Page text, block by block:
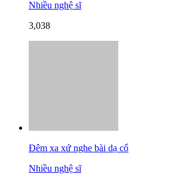
Nhiều nghệ sĩ
3,038
Đêm xa xứ nghe bài dạ cổ
Nhiều nghệ sĩ